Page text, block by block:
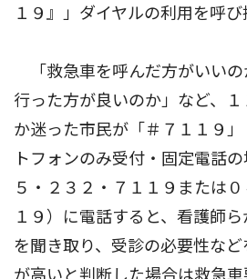
１９』」ダイヤルの利用を呼び
「救急車を呼んだ方がいいの
行った方が良いのか」など、
か迷った市民が「＃７１１９
トフォンのみ受付・固定電話
５・２３２・７１１９または
１９）に電話すると、看護師
を聞き取り、受診の必要性な
が高いと判断した場合は救急車